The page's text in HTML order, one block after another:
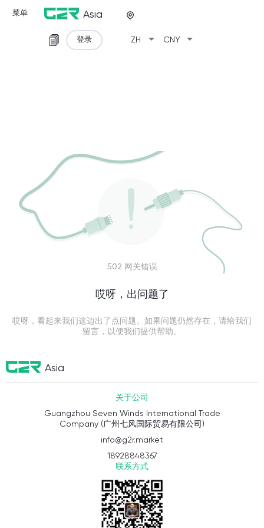
菜单 Asia
ZH arrow_drop_down CNY arrow_drop_down
登录
502 网关错误
哎呀，出问题了
哎呀，看起来我们这边出了点问题。如果问题仍然存在，请给我们
留言，以便我们提供帮助。
Asia
关于公司
Guangzhou Seven Winds International Trade
Company (广州七风国际贸易有限公司)
info@g2r.market
18928848367
联系方式